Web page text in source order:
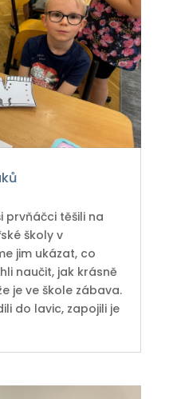
prvňáčci těšili na
školy v
jim ukázat, co
naučit, jak krásně
je ve škole zábava.
do lavic, zapojili je